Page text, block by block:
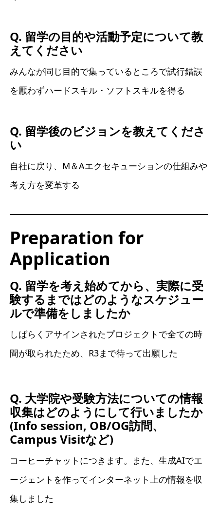
Q. 留学の目的や活動予定について教
えてください
みんなが同じ目的で集っているところで試行錯誤
を厭わずハードスキル・ソフトスキルを得る
Q. 留学後のビジョンを教えてくださ
い
自社に戻り、M＆Aエクセキューションの仕組みや
考え方を変革する
Preparation for
Application
Q. 留学を考え始めてから、実際に受
験するまではどのようなスケジュー
ルで準備をしましたか
しばらくアサインされたプロジェクトで全ての時
間が取られたため、R3まで待って出願した
Q. 大学院や受験方法についての情報
収集はどのようにして行いましたか
(Info session, OB/OG訪問、
Campus Visitなど)
コーヒーチャットにつきます。また、生成AIでエ
ージェントを作ってインターネット上の情報を収
集しました